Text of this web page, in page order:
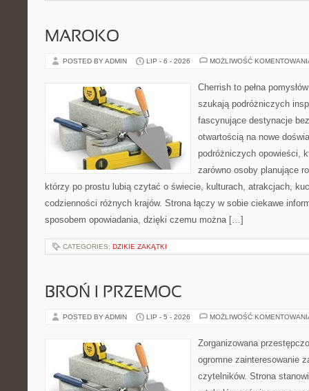
MAROKO
POSTED BY ADMIN LIP - 6 - 2026 MOŻLIWOŚĆ
Cherrish to pełna
szukają podróżniczych
fascynujące destynacje
otwartością na nowe
podróżniczych opowieści,
zarówno osoby planujące
którzy po prostu lubią czytać o świecie, kulturach, atrakcjach,
codzienności różnych krajów. Strona łączy w sobie ciekawe
sposobem opowiadania, dzięki czemu można […]
CATEGORIES: DZIKIE ZAKĄTKI
BROŃ I PRZEMOC
POSTED BY ADMIN LIP - 5 - 2026 MOŻLIWOŚĆ
Zorganizowana
ogromne zainteresowanie
czytelników. Strona